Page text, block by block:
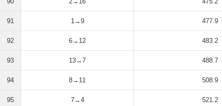
91 1→9 477.9
92 6→12 483.2
93 13→7 488.7
94 8→11 508.9
95 7→4 521.2